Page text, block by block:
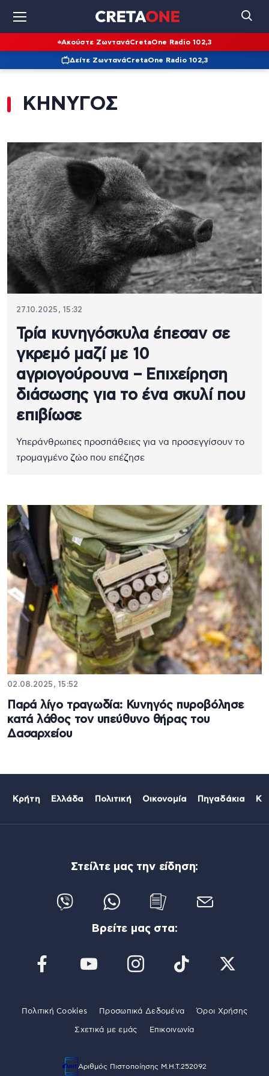
Ακούστε ΖωντανάCretaOne Radio 102,3
Δείτε ΖωντανάCretaOne Radio 102,3
ΚΗΝΥΓΟΣ
27.10.2025, 15:32
Τρία κυνηγόσκυλα έπεσαν σε
γκρεμό μαζί με 10
αγριογούρουνα – Επιχείρηση
διάσωσης για το ένα σκυλί που
επιβίωσε
Υπεράνθρωπες προσπάθειες για να προσεγγίσουν το
τρομαγμένο ζώο που επέζησε
02.08.2025, 15:52
Παρά λίγο τραγωδία: Κυνηγός πυροβόλησε
κατά λάθος τον υπεύθυνο θήρας του
Δασαρχείου
Κρήτη Ελλάδα Πολιτική Οικονομία Πηγαδάκια
Στείλτε μας την είδηση:
Βρείτε μας στα:
Πολιτική Cookies Προσωπικά Δεδομένα Όροι Χρήσης
Σχετικά με εμάς Επικοινωνία
Αριθμός Πιστοποίησης Μ.Η.Τ.252092